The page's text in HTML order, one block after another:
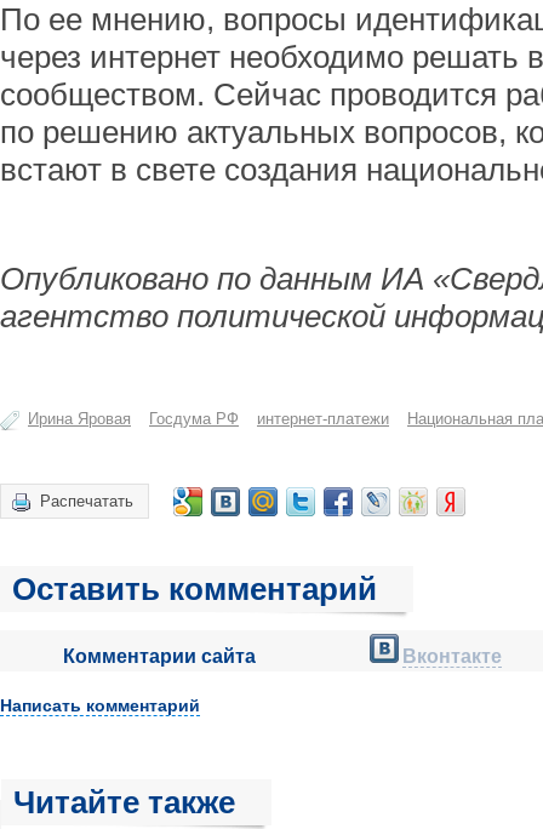
По ее мнению, вопросы
через интернет необходимо решать
сообществом. Сейчас проводится
по решению актуальных вопросов,
встают в свете создания
Опубликовано по данным ИА
агентство политической
Ирина Яровая Госдума РФ интернет-платежи Национальная
Распечатать
Оставить комментарий
Комментарии сайта Вконтакте
Написать комментарий
Читайте также